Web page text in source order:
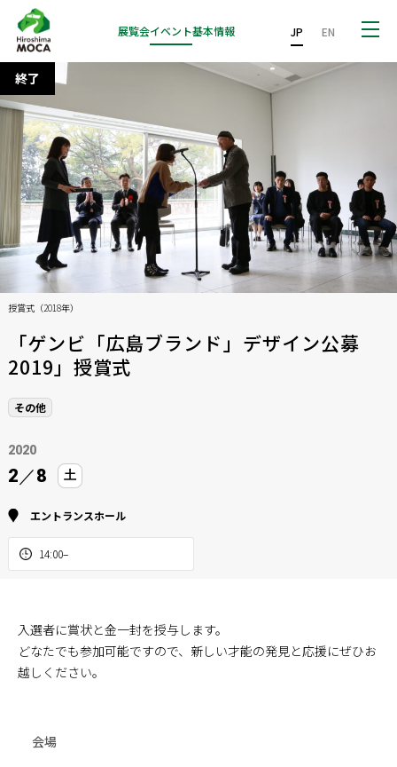
展覧会イベント基本情報 JP EN
終了
授賞式（2018年）
「ゲンビ「広島ブランド」デザイン公募
2019」授賞式
その他
2020
2 ／8 土
エントランスホール
14:00–
入選者に賞状と金一封を授与します。
どなたでも参加可能ですので、新しい才能の発見と応援にぜひお
越しください。
会場